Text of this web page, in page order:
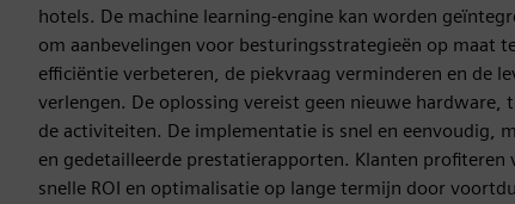
hotels. De machine learning-engine kan worden
om aanbevelingen voor besturingsstrategieën op maat
efficiëntie verbeteren, de piekvraag verminderen en de
verlengen. De oplossing vereist geen nieuwe hardware,
de activiteiten. De implementatie is snel en eenvoudig,
en gedetailleerde prestatierapporten. Klanten profiteren
snelle ROI en optimalisatie op lange termijn door